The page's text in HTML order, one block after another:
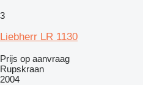
3
Liebherr LR 1130
Prijs op aanvraag
Rupskraan
2004